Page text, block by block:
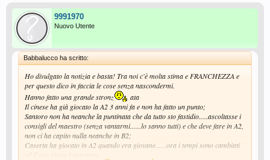
PER TUTTO QUELLO DI CUI SOPRA INVOCO L'INTERVENTO DI
VINCENZO LEONZI: QUELLO VERO CHE HA GIOCTO DIVERSE
STAGIONI CON ME IN SERIE B
9991970
Nuovo Utente
Babbalucco ha scritto:
Ho divulgato la notizia e basta! Tra noi c'è molta stima e FRANCHEZZA e
per questo dico in faccia le cose senza nascondermi.
Hanno fatto una grande stronz
ata
Il cinese ha già giocato la A2 3 anni fa e non ha fatto un punto;
Santoro non ha neanche la puntinata che da tutto sto fastidio.....ascoltasse i
consigli del maestro (senza vantarmi......lo sanno tutti) e che deve fare in A2,
non ci ha capito nulla neanche in B2;
Caserta ha giocato in A2 quando era giovane......ora i tempi sono cambiati
ed il suo gioco è superato.